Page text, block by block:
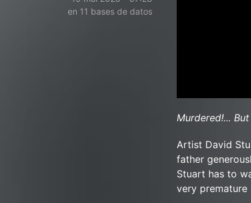
en 11 bases de datos
Murdered!...
Artist David
father
Stuart has to
very